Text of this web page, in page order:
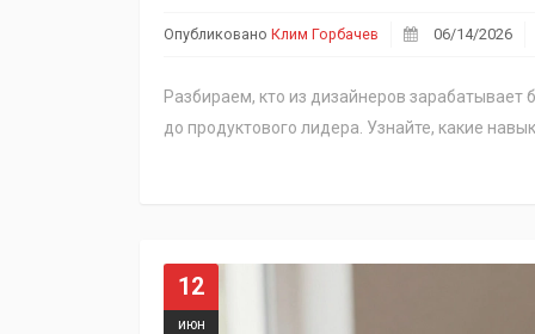
Опубликовано Клим Горбачев 06/14/2026
Разбираем, кто из дизайнеров зарабатывает
до продуктового лидера. Узнайте, какие
12
июн